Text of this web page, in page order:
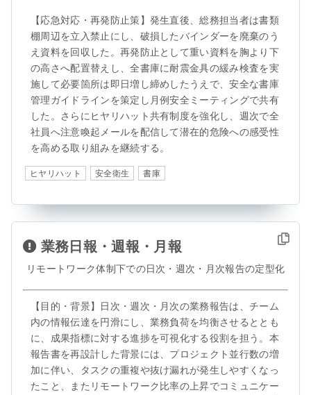
【応急対応・再発防止策】発生直後、総務担当者は書類
棚周辺を立入禁止にし、破損したバインダーを廃棄のう
え資料を回収した。再発防止として重い資料を胸より下
の高さへ配置替えし、全書庫に耐震金具の緩み検査を実
施して必要箇所は即日増し締めしたうえで、安全な書庫
管理ガイドラインを策定し月例安全ミーティングで共有
した。さらにヒヤリハット共有制度を強化し、週次で全
社員へ注意喚起メールを配信して潜在的危険への感受性
を高める取り組みを継続する。
ヒヤリハット 安全衛生 書庫
業務日報・週報・月報
リモートワーク体制下での日次・週次・月次報告の定型化
【目的・背景】日次・週次・月次の業務報告は、チーム
内の情報伝達を円滑にし、業務負荷を均衡させるととも
に、成果指標に対する進捗を可視化する役割を担う。本
報告書を再設計した背景には、プロジェクト並行数の増
加に伴い、タスクの重複や抜け漏れが発生しやすくなっ
たこと、またリモートワーク比率の上昇でコミュニケー